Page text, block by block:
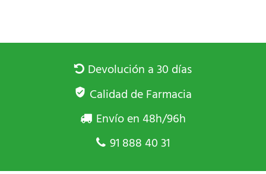
Devolución a 30 días
Calidad de Farmacia
Envío en 48h/96h
91 888 40 31